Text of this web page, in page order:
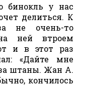
бинокль у нас
делиться. К
не очень-то
ней втроем
и в этот раз
«Дайте мне
штаны. Жан А.
кончилось